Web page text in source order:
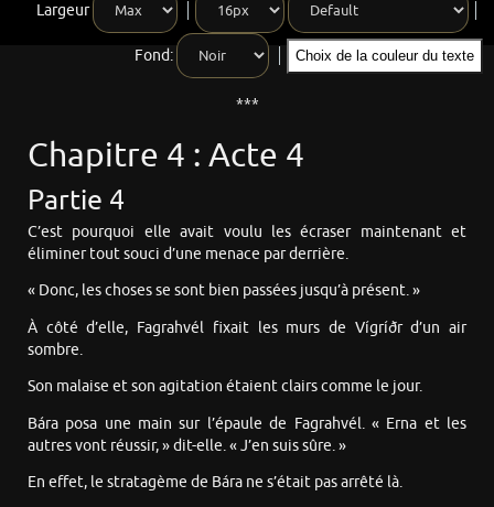
Largeur
Fond: Choix de la couleur du texte
***
Chapitre 4 : Acte 4
Partie 4
C’est pourquoi elle avait voulu les écraser maintenant et
éliminer tout souci d’une menace par derrière.
« Donc, les choses se sont bien passées jusqu’à présent. »
À côté d’elle, Fagrahvél fixait les murs de Vígríðr d’un air
sombre.
Son malaise et son agitation étaient clairs comme le jour.
Bára posa une main sur l’épaule de Fagrahvél. « Erna et les
autres vont réussir, » dit-elle. « J’en suis sûre. »
En effet, le stratagème de Bára ne s’était pas arrêté là.